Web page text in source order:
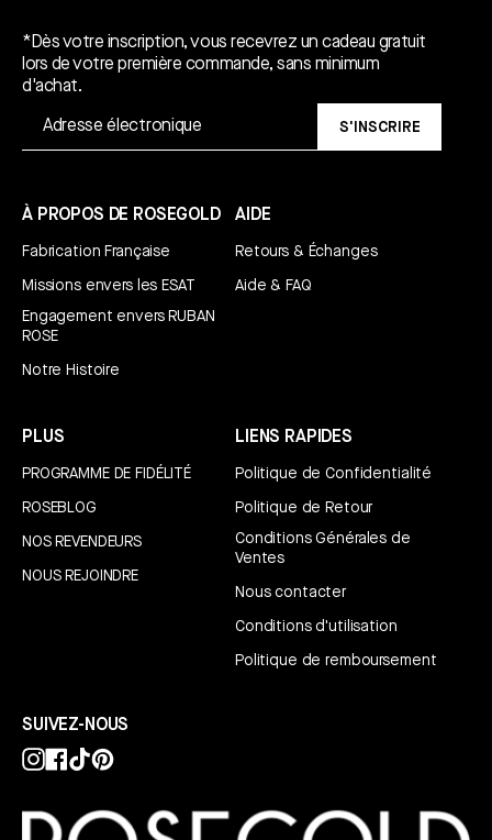
*Dès votre inscription, vous recevrez un cadeau gratuit
lors de votre première commande, sans minimum
d'achat.
S'INSCRIRE
À PROPOS DE ROSEGOLD
Fabrication Française
Missions envers les ESAT
Engagement envers RUBAN
ROSE
Notre Histoire
AIDE
Retours & Échanges
Aide & FAQ
PLUS
PROGRAMME DE FIDÉLITÉ
ROSEBLOG
NOS REVENDEURS
NOUS REJOINDRE
LIENS RAPIDES
Politique de Confidentialité
Politique de Retour
Conditions Générales de
Ventes
Nous contacter
Conditions d'utilisation
Politique de remboursement
SUIVEZ-NOUS
Instagram
Facebook
TikTokPinterest